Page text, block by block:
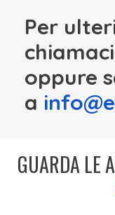
Per
oppure
a
GUARDA LE